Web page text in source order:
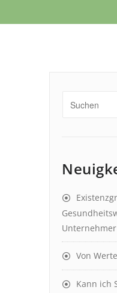
Unternehmer
Von
Kann ich